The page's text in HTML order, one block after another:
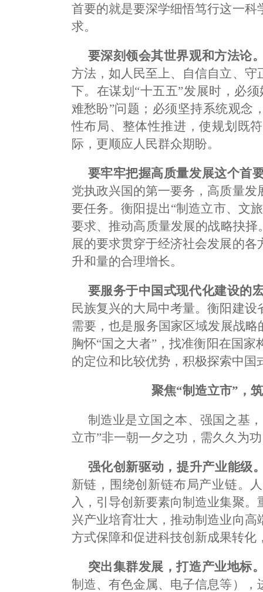
首要的就是要深学细悟笃行这一
求。
要深刻领会其世界观和方法论
方法，如人民至上、自信自立、
下。在谋划“十五五”发展时，必
难愁盼”问题；必须坚持系统观念
性布局、整体性推进，使规划既
际，更顺应人民群众期盼。
要牢牢把握高质量发展这个首
党执政兴国的第一要务，高质量
要任务。衡阳提出“制造立市、文
要求、推动高质量发展的战略抉
展的要求贯穿于经济社会发展的
升和量的合理增长。
要服务于中国式现代化建设的
民族复兴的大局中考量。衡阳建
需要，也是服务国家区域发展战
胸怀“国之大者”，找准衡阳在国
的定位和比较优势，积极探索中国
聚焦“制造立市”，
制造业是立国之本、强国之基
立市”非一朝一夕之功，需久久为
强化创新驱动，提升产业能级
新链，围绕创新链布局产业链。
入，引导创新要素向制造业集聚
兴产业培育壮大，推动制造业向
方式保障和促进科技创新成果转化
突出集群发展，打造产业地标
制造、有色金属、电子信息等）